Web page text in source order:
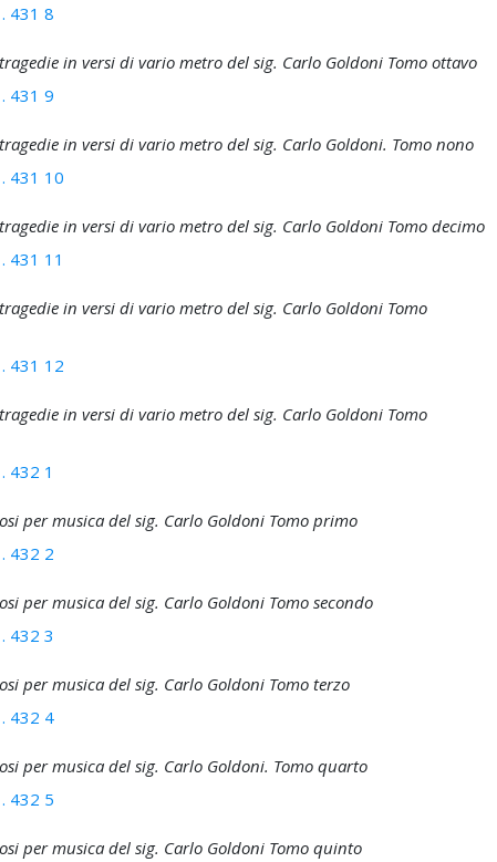
431 8
in versi di vario metro del sig. Carlo Goldoni Tomo ottavo
431 9
in versi di vario metro del sig. Carlo Goldoni. Tomo nono
431 10
in versi di vario metro del sig. Carlo Goldoni Tomo decimo
431 11
in versi di vario metro del sig. Carlo Goldoni Tomo
431 12
in versi di vario metro del sig. Carlo Goldoni Tomo
432 1
per musica del sig. Carlo Goldoni Tomo primo
432 2
per musica del sig. Carlo Goldoni Tomo secondo
432 3
per musica del sig. Carlo Goldoni Tomo terzo
432 4
per musica del sig. Carlo Goldoni. Tomo quarto
432 5
per musica del sig. Carlo Goldoni Tomo quinto